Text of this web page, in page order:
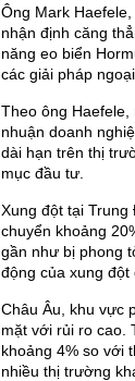
Ông Mark
nhận định căng
năng eo biển
các giải pháp
Theo ông
nhuận doanh
dài hạn trên thị
mục đầu tư.
Xung đột tại
chuyển khoảng
gần như bị phong
động của xung đột
Châu Âu, khu vực
mặt với rủi ro cao.
khoảng 4% so với
nhiều thị trường